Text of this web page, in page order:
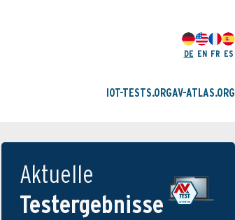
DE EN FR ES
IOT-TESTS.ORGAV-ATLAS.ORG
Aktuelle
Testergebnisse